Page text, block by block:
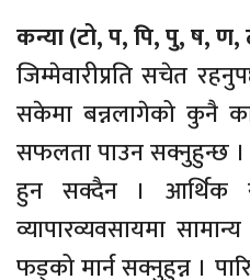
कन्या (टो, प, पि, पु, ष, ण,
जिम्मेवारीप्रति सचेत
सकेमा बन्नलागेको कुनै
सफलता पाउन सक्नुहुन्छ ।
हुन सक्दैन । आर्थिक
व्यापारव्यवसायमा
फड्को मार्न सक्नुहुन्न ।